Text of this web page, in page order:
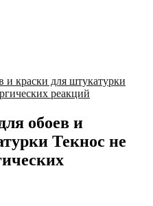
и краски для штукатурки
реакций
обоев и
Текнос не